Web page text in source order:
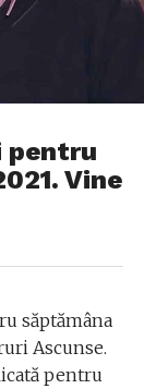
pentru
Vine
săptămâna
Ascunse.
pentru